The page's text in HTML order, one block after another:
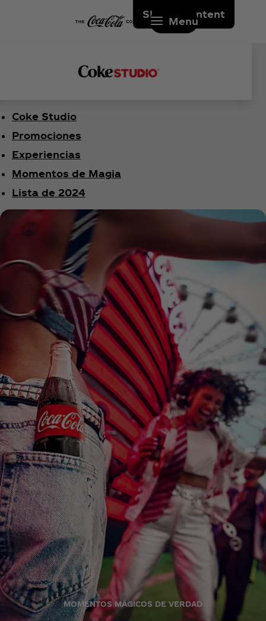
Skip to content
Menu
Coke Studio
Promociones
Experiencias
Momentos de Magia
Lista de 2024
MOMENTOS MÁGICOS DE VERDAD